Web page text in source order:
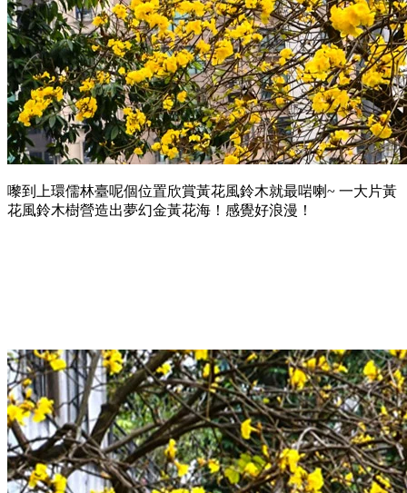
嚟到上環儒林臺呢個位置欣賞黃花風鈴木就最啱喇~ 一大片黃
花風鈴木樹營造出夢幻金黃花海！感覺好浪漫！